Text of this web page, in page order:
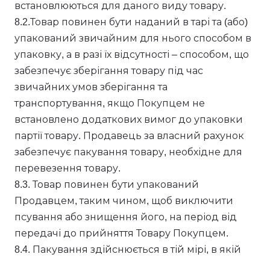
встановлюються для даного виду товару.
8.2.Товар повинен бути наданий в тарі та (або)
упакований звичайним для нього способом в
упаковку, а в разі їх відсутності – способом, що
забезпечує зберігання товару під час
звичайних умов зберігання та
транспортування, якщо Покупцем не
встановлено додаткових вимог до упаковки
партії товару. Продавець за власний рахунок
забезпечує пакування товару, необхідне для
перевезення товару.
8.3. Товар повинен бути упакований
Продавцем, таким чином, щоб виключити
псування або знищення його, на період від
передачі до прийняття Товару Покупцем.
8.4. Пакування здійснюється в тій мірі, в якій